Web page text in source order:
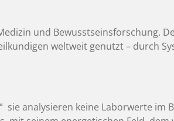
und Bewusstseinsforschung.
weltweit genutzt – durch
analysieren keine Laborwerte im